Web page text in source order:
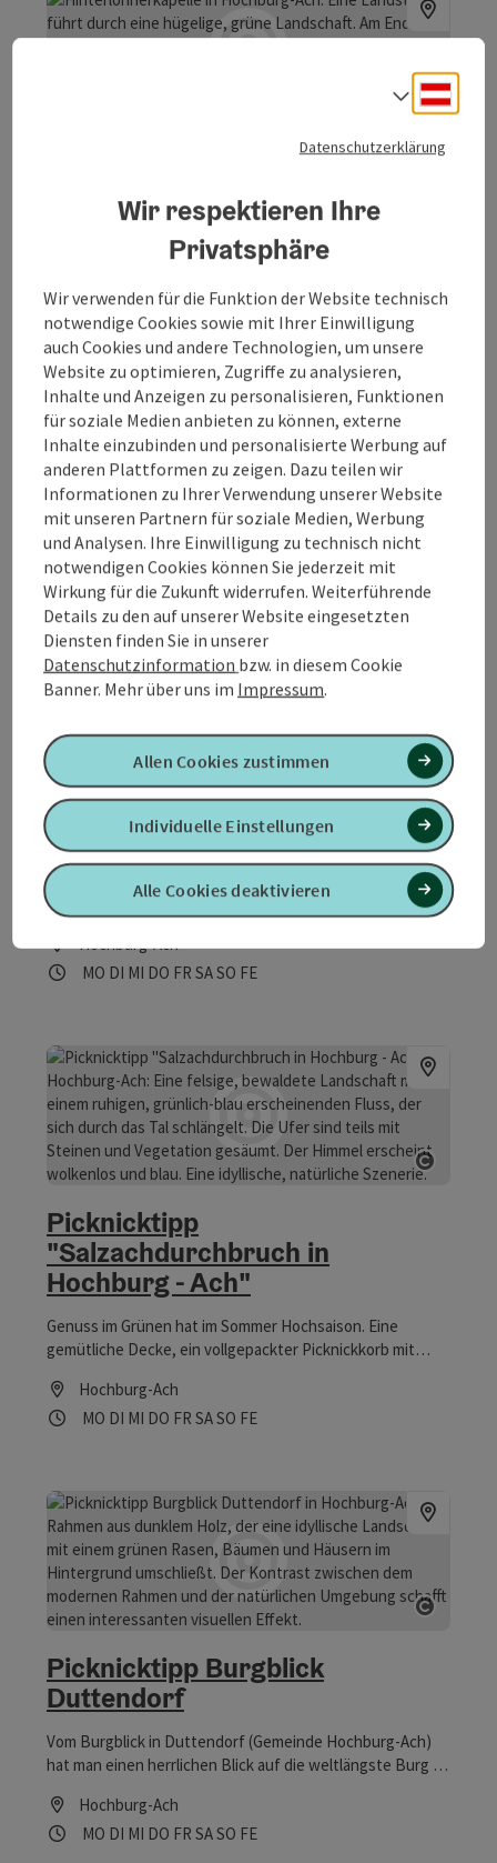
Bevölkerung. Eine sehenswerte ist die Hinterlohner-
Hochburg-Ach
Johannesbrunnen
Am Fuße des Hochburger Kirchberges befindet sich der
"Johannesbrunnen".
Hochburg-Ach
Öffnungszeiten
MOMontag geöffnet
DIDienstag geöffnet
MIMittwoch geöffnet
DODonnerstag geöffnet
FRFreitag geöffnet
SASamstag geöffnet
SOSonntag geöffnet
FEFeiertag geöffnet
Pfarrkirche Hochburg
Die Pfarrkirche Hochburg ist eine einschiffige,
spätgotische Kirche, die als Vertreter der
Hochburg-Ach
Öffnungszeiten
MO Montag geöffnet
DI Dienstag geöffnet
MI Mittwoch geöffnet
DO Donnerstag geöffnet
FR Freitag geöffnet
SASamstag geöffnet
SO Sonntag geöffnet
FEFeiertag geöffnet
Picknicktipp
"Salzachdurchbruch in
Hochburg - Ach"
Genuss im Grünen hat im Sommer Hochsaison. Eine
gemütliche Decke, ein vollgepackter Picknickkorb mit
im Quellenviertel: Den Salzach-Durchbruck erreicht man
von der alten Brücke in Ach zu Fuß in ungefähr einer
genießt man traumhafte Aussichten auf die weltlängste
Burganlage in Burghausen und findet verschiedene
Picknickplätze. Start der Wanderung ist das Waldgasthaus
Naturfreunde.
Hochburg-Ach
Öffnungszeiten
MO Montag geöffnet
DI Dienstag geöffnet
MI Mittwoch geöffnet
DO Donnerstag geöffnet
FR Freitag geöffnet
SASamstag geöffnet
SO Sonntag geöffnet
FEFeiertag geöffnet
Picknicktipp Burgblick
Duttendorf
Vom Burgblick in Duttendorf (Gemeinde Hochburg-Ach)
hat man einen herrlichen Blick auf die weltlängste Burg in
für Erwachsene sorgen für Abwechslung.
Hochburg-Ach
Öffnungszeiten
MO Montag geöffnet
DI Dienstag geöffnet
MI Mittwoch geöffnet
DO Donnerstag geöffnet
FR Freitag geöffnet
SASamstag geöffnet
SO Sonntag geöffnet
FEFeiertag geöffnet
Datenschutzerklärung
Wir respektieren Ihre
Privatsphäre
Wir verwenden für die Funktion der Website technisch
notwendige Cookies sowie mit Ihrer Einwilligung
auch Cookies und andere Technologien, um unsere
Website zu optimieren, Zugriffe zu analysieren,
Inhalte und Anzeigen zu personalisieren, Funktionen
für soziale Medien anbieten zu können, externe
Inhalte einzubinden und personalisierte Werbung auf
anderen Plattformen zu zeigen. Dazu teilen wir
Informationen zu Ihrer Verwendung unserer Website
mit unseren Partnern für soziale Medien, Werbung
und Analysen. Ihre Einwilligung zu technisch nicht
notwendigen Cookies können Sie jederzeit mit
Wirkung für die Zukunft widerrufen. Weiterführende
Details zu den auf unserer Website eingesetzten
Diensten finden Sie in unserer
Datenschutzinformation bzw. in diesem Cookie
Banner. Mehr über uns im Impressum.
Alle Cookies deaktivieren
Individuelle Einstellungen
Allen Cookies zustimmen